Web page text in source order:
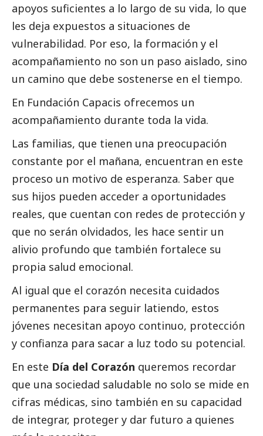
apoyos suficientes a lo largo de su vida, lo que
les deja expuestos a situaciones de
vulnerabilidad. Por eso, la formación y el
acompañamiento no son un paso aislado, sino
un camino que debe sostenerse en el tiempo.
En Fundación Capacis ofrecemos un
acompañamiento durante toda la vida.
Las familias, que tienen una preocupación
constante por el mañana, encuentran en este
proceso un motivo de esperanza. Saber que
sus hijos pueden acceder a oportunidades
reales, que cuentan con redes de protección y
que no serán olvidados, les hace sentir un
alivio profundo que también fortalece su
propia salud emocional.
Al igual que el corazón necesita cuidados
permanentes para seguir latiendo, estos
jóvenes necesitan apoyo continuo, protección
y confianza para sacar a luz todo su potencial.
En este Día del Corazón queremos recordar
que una sociedad saludable no solo se mide en
cifras médicas, sino también en su capacidad
de integrar, proteger y dar futuro a quienes